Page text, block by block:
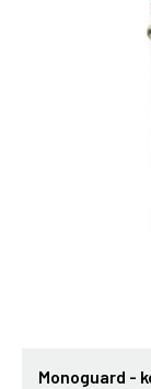
Monoguard -